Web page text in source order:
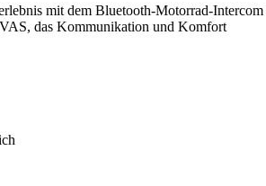
mit dem Bluetooth-Motorrad-Intercom
das Kommunikation und Komfort